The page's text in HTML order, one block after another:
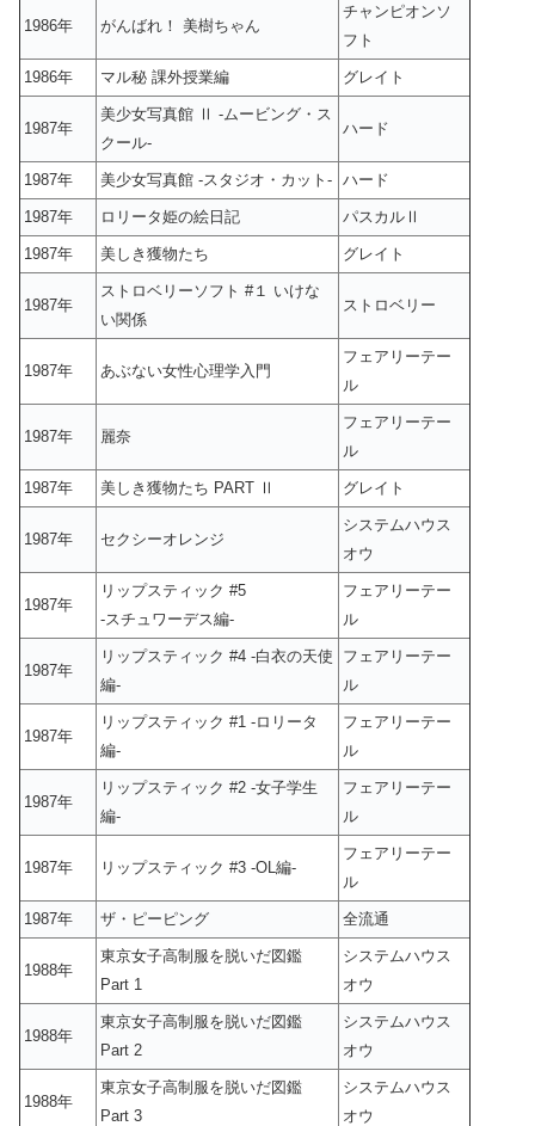
1986年 がんばれ！ 美樹ちゃん
チャンピオンソ
フト
1986年 マル秘 課外授業編 グレイト
1987年
美少女写真館 Ⅱ -ムービング・ス
クール-
ハード
1987年 美少女写真館 -スタジオ・カット- ハード
1987年 ロリータ姫の絵日記 パスカルⅡ
1987年 美しき獲物たち グレイト
1987年
ストロベリーソフト #１ いけな
い関係
ストロベリー
1987年 あぶない女性心理学入門
フェアリーテー
ル
1987年 麗奈
フェアリーテー
ル
1987年 美しき獲物たち PART Ⅱ グレイト
1987年 セクシーオレンジ
システムハウス
オウ
1987年
リップスティック #5
-スチュワーデス編-
フェアリーテー
ル
1987年
リップスティック #4 -白衣の天使
編-
フェアリーテー
ル
1987年
リップスティック #1 -ロリータ
編-
フェアリーテー
ル
1987年
リップスティック #2 -女子学生
編-
フェアリーテー
ル
1987年 リップスティック #3 -OL編-
フェアリーテー
ル
1987年 ザ・ピーピング 全流通
1988年
東京女子高制服を脱いだ図鑑
Part 1
システムハウス
オウ
1988年
東京女子高制服を脱いだ図鑑
Part 2
システムハウス
オウ
1988年
東京女子高制服を脱いだ図鑑
Part 3
システムハウス
オウ